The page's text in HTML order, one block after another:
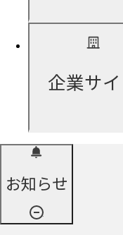
企業サ
お知らせ